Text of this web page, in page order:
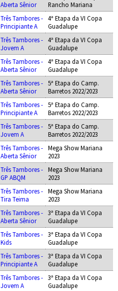
Aberta Sênior
Rancho Mariana
Três Tambores -
Principiante A
4ª Etapa da VI Copa
Guadalupe
Três Tambores -
Jovem A
4ª Etapa da VI Copa
Guadalupe
Três Tambores -
Aberta Sênior
4ª Etapa da VI Copa
Guadalupe
Três Tambores -
Aberta Sênior
5ª Etapa do Camp.
Barretos 2022/2023
Três Tambores -
Principiante A
5ª Etapa do Camp.
Barretos 2022/2023
Três Tambores -
Jovem A
5ª Etapa do Camp.
Barretos 2022/2023
Três Tambores -
Aberta Sênior
Mega Show Mariana
2023
Três Tambores -
GP ABQM
Mega Show Mariana
2023
Três Tambores -
Tira Teima
Mega Show Mariana
2023
Três Tambores -
Aberta Sênior
3ª Etapa da VI Copa
Guadalupe
Três Tambores -
Kids
3ª Etapa da VI Copa
Guadalupe
Três Tambores -
Principiante A
3ª Etapa da VI Copa
Guadalupe
Três Tambores -
Jovem A
3ª Etapa da VI Copa
Guadalupe